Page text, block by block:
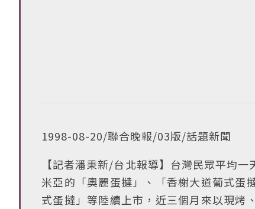
1998-08-20/聯合晚報/03版/話題新聞
【記者潘秉新/台北報導】台灣民眾平均
米亞的「奧麗蛋撻」、「香榭大道葡式蛋
式蛋撻」等陸續上市，近三個月來以現烤